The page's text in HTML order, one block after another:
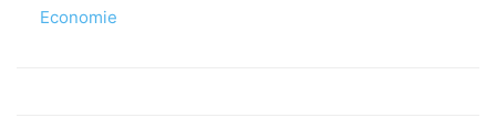
Par rapport à
Economie